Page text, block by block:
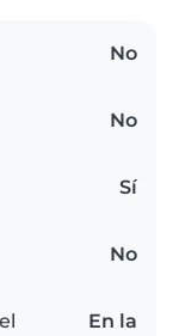
No
No
Sí
No
En la